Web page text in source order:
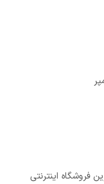
فروشگاه اینترنتی